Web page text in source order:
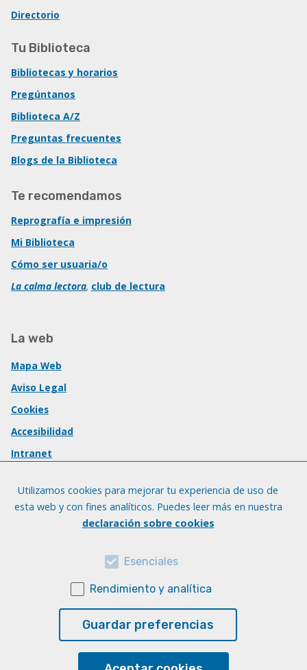
Directorio
Tu Biblioteca
Bibliotecas y horarios
Pregúntanos
Biblioteca A/Z
Preguntas frecuentes
Blogs de la Biblioteca
Te recomendamos
Reprografía e impresión
Mi Biblioteca
Cómo ser usuaria/o
La calma lectora, club de lectura
La web
Mapa Web
Aviso Legal
Cookies
Accesibilidad
Intranet
Utilizamos cookies para mejorar tu experiencia de uso de
esta web y con fines analíticos. Puedes leer más en nuestra
declaración sobre cookies
Esenciales
Rendimiento y analítica
Guardar preferencias